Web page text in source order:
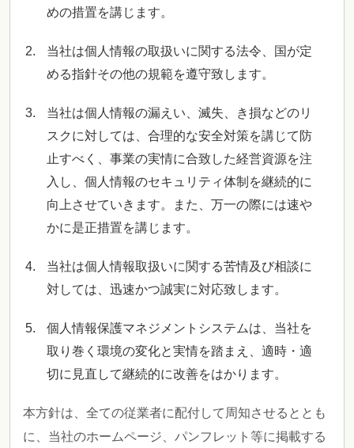
めの措置を講じます。
当社は個人情報の取扱いに関する法令、国が定
める指針その他の規範を遵守致します。
当社は個人情報の漏えい、滅失、き損などのリ
スクに対しては、合理的な安全対策を講じて防
止すべく、事業の実情に合致した経営資源を注
入し、個人情報のセキュリティ体制を継続的に
向上させていきます。また、万一の際には速や
かに是正措置を講じます。
当社は個人情報取扱いに関する苦情及び相談に
対しては、迅速かつ誠実に対応致します。
個人情報保護マネジメントシステムは、当社を
取り巻く環境の変化と実情を踏まえ、適時・適
切に見直して継続的に改善をはかります。
本方針は、全ての従業者に配付して周知させるととも
に、当社のホームページ、パンフレット等に掲載する